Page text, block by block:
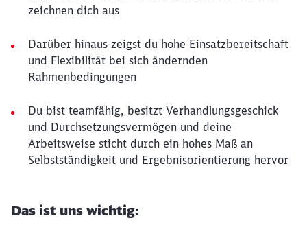
zeichnen dich aus
Darüber hinaus zeigst du hohe Einsatzbereitschaft
und Flexibilität bei sich ändernden
Rahmenbedingungen
Du bist teamfähig, besitzt Verhandlungsgeschick
und Durchsetzungsvermögen und deine
Arbeitsweise sticht durch ein hohes Maß an
Selbstständigkeit und Ergebnisorientierung hervor
Das ist uns wichtig: